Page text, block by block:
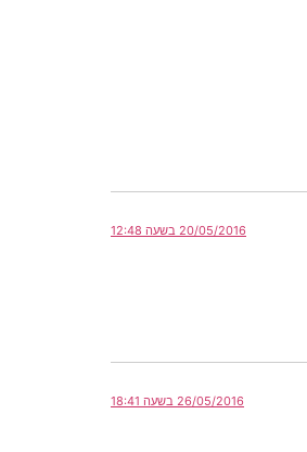
20/05/2016 בשעה 12:48
26/05/2016 בשעה 18:41